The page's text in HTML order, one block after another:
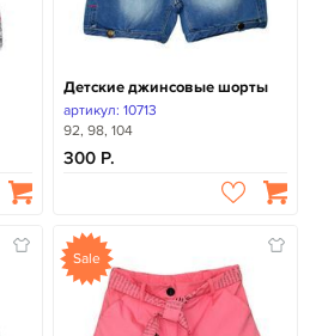
Детские джинсовые шорты
артикул: 10713
92, 98, 104
300
Sale